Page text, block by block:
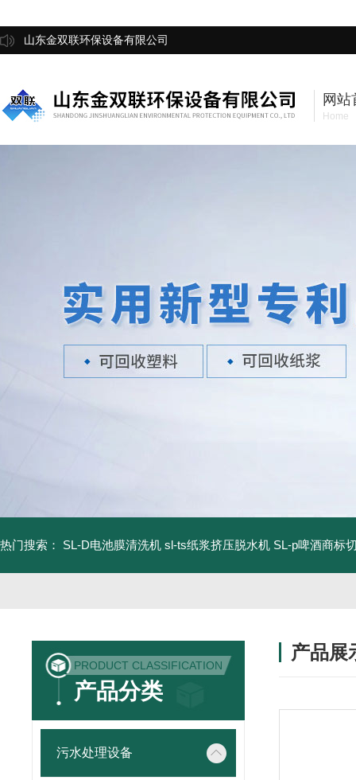
山东金双联环保设备有限公司
网站
Home
热门搜索： SL-D电池膜清洗机 sl-ts纸浆挤压脱水机 SL-p啤酒商标
PRODUCT CLASSIFICATION
产品分类
污水处理设备
产品展